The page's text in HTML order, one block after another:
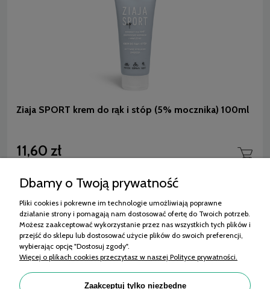
Ziaja SPORT krem do rąk i stóp (5% mocznika) 100ml
11,60 zł
Zakupy
Pomoc
Moje konto
Informacje
Dbamy o Twoją prywatność
Pliki cookies i pokrewne im technologie umożliwiają poprawne
działanie strony i pomagają nam dostosować ofertę do Twoich potrzeb.
Możesz zaakceptować wykorzystanie przez nas wszystkich tych plików i
przejść do sklepu lub dostosować użycie plików do swoich preferencji,
wybierając opcję "Dostosuj zgody".
Więcej o plikach cookies przeczytasz w naszej Polityce prywatności.
Zaakceptuj tylko niezbędne